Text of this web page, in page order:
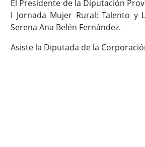
El Presidente de la Diputación
I Jornada Mujer Rural: Talento y
Serena Ana Belén Fernández.
Asiste la Diputada de la